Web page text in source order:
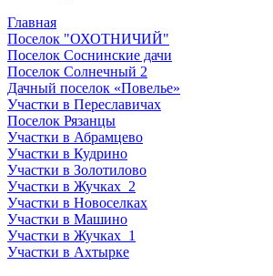
Главная
Поселок "ОХОТНИЧИЙ"
Поселок Соснинские дачи
Поселок Солнечный 2
Дачный поселок «Повелье»
Участки в Переславичах
Поселок Рязанцы
Участки в Абрамцево
Участки в Кудрино
Участки в Золотилово
Участки в Жучках_2
Участки в Новоселках
Участки в Машино
Участки в Жучках_1
Участки в Ахтырке